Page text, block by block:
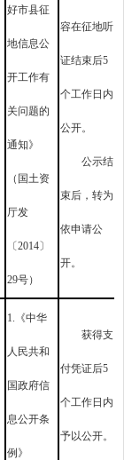
好市县征
地信息公
开工作有
关问题的
通知》
（国土资
厅发
〔2014〕
29号）
容在征地听
证结束后5
个工作日内
公开。
公示结
束后，转为
依申请公
开。
1.《中华
人民共和
国政府信
息公开条
例》
获得支
付凭证后5
个工作日内
予以公开。